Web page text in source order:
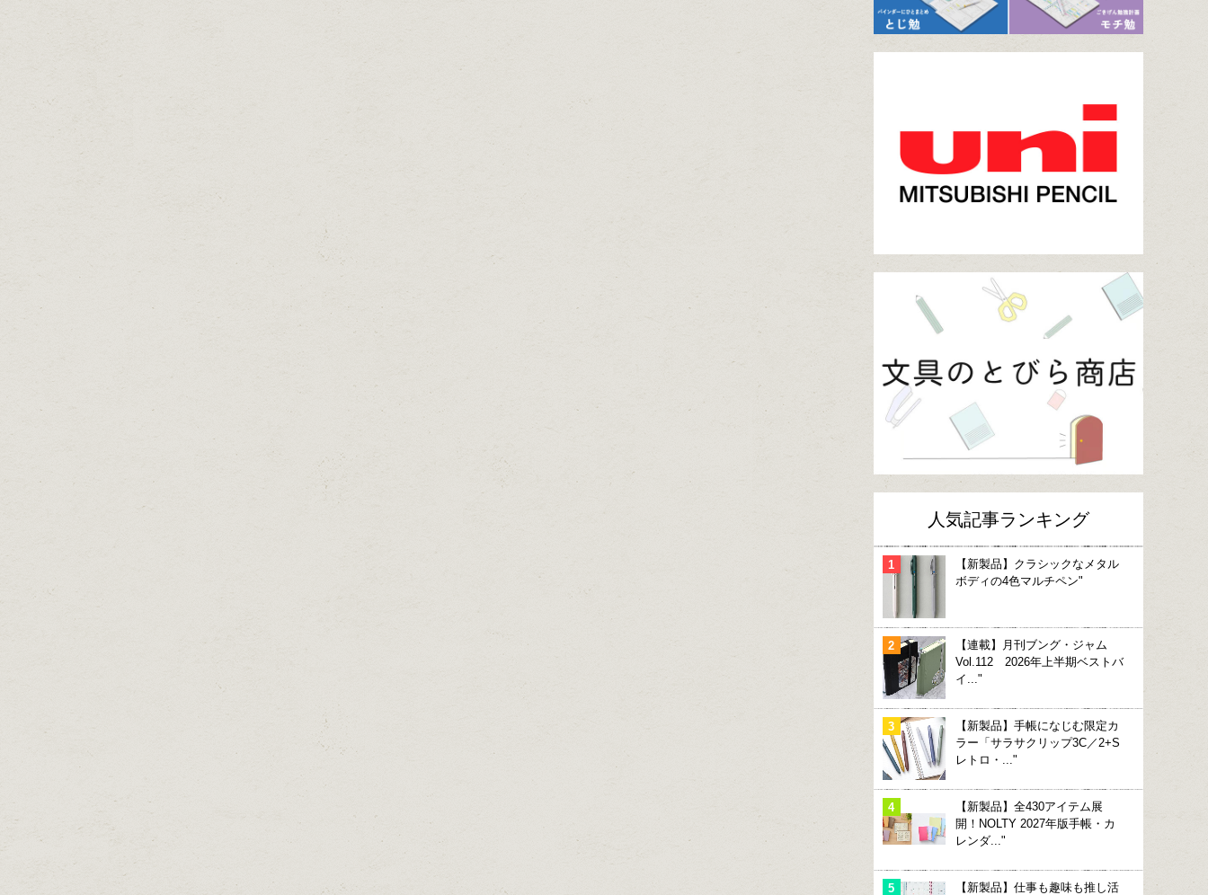
人気記事ランキング
【新製品】クラシックなメタル
ボディの4色マルチペン"
【連載】月刊ブング・ジャム
Vol.112 2026年上半期ベストバ
イ..."
【新製品】手帳になじむ限定カ
ラー「サラサクリップ3C／2+S
レトロ・..."
【新製品】全430アイテム展
開！NOLTY 2027年版手帳・カ
レンダ..."
【新製品】仕事も趣味も推し活